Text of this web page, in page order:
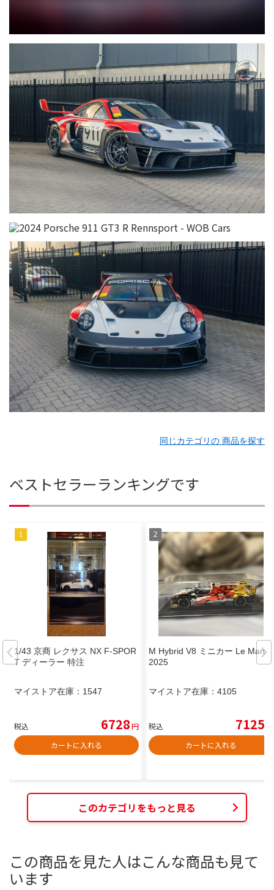
同じカテゴリの 商品を探す
ベストセラーランキングです
1/43 京商 レクサス NX F-SPOR
T ディーラー 特注
マイストア在庫： 1547
税込 6728円
カートに入れる
M Hybrid V8 ミニカー Le Mans
2025
マイストア在庫： 4105
税込 7125
カートに入れる
このカテゴリをもっと見る
この商品を見た人はこんな商品も見て
います